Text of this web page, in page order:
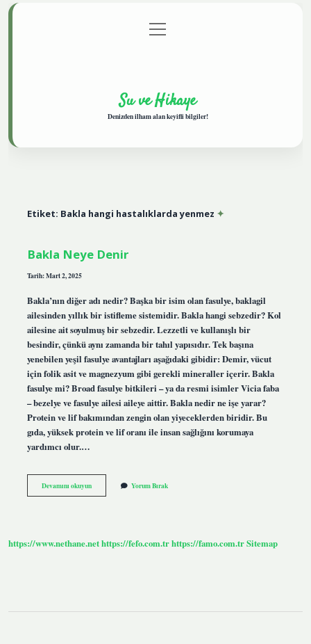
Gizlilik Politikası
menüyü
aç
Su ve Hikaye
Denizden ilham alan keyifli bilgiler!
Etiket: Bakla hangi hastalıklarda yenmez
Bakla Neye Denir
Tarih: Mart 2, 2025
Bakla’nın diğer adı nedir? Başka bir isim olan fasulye, baklagil
ailesinden yıllık bir istifleme sistemidir. Bakla hangi sebzedir? Kol
ailesine ait soyulmuş bir sebzedir. Lezzetli ve kullanışlı bir
besindir, çünkü aynı zamanda bir tahıl yapısıdır. Tek başına
yenebilen yeşil fasulye avantajları aşağıdaki gibidir: Demir, vücut
için folik asit ve magnezyum gibi gerekli mineraller içerir. Bakla
fasulye mi? Broad fasulye bitkileri – ya da resmi isimler Vicia faba
– bezelye ve fasulye ailesi aileye aittir. Bakla nedir ne işe yarar?
Protein ve lif bakımından zengin olan yiyeceklerden biridir. Bu
gıda, yüksek protein ve lif oranı ile insan sağlığını korumaya
yardımcı olur.…
Devamını okuyunBakla
Neye
Yorum Bırak
https://www.nethane.nethttps://fefo.com.trhttps://famo.com.trSitemap